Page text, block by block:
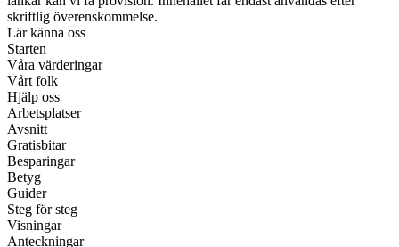
skriftlig överenskommelse.
Lär känna oss
Starten
Våra värderingar
Vårt folk
Hjälp oss
Arbetsplatser
Avsnitt
Gratisbitar
Besparingar
Betyg
Guider
Steg för steg
Visningar
Anteckningar